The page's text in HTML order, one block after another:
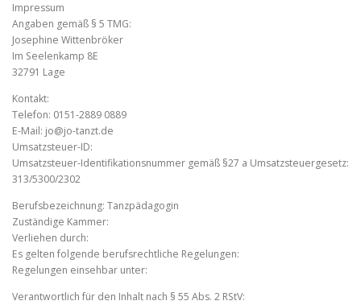
Impressum
Angaben gemäß § 5 TMG:
Josephine Wittenbröker
Im Seelenkamp 8E
32791 Lage
Kontakt:
Telefon: 0151-2889 0889
E-Mail: jo@jo-tanzt.de
Umsatzsteuer-ID:
Umsatzsteuer-Identifikationsnummer gemäß §27 a Umsatzsteuergesetz:
313/5300/2302
Berufsbezeichnung: Tanzpädagogin
Zuständige Kammer:
Verliehen durch:
Es gelten folgende berufsrechtliche Regelungen:
Regelungen einsehbar unter:
Verantwortlich für den Inhalt nach § 55 Abs. 2 RStV: